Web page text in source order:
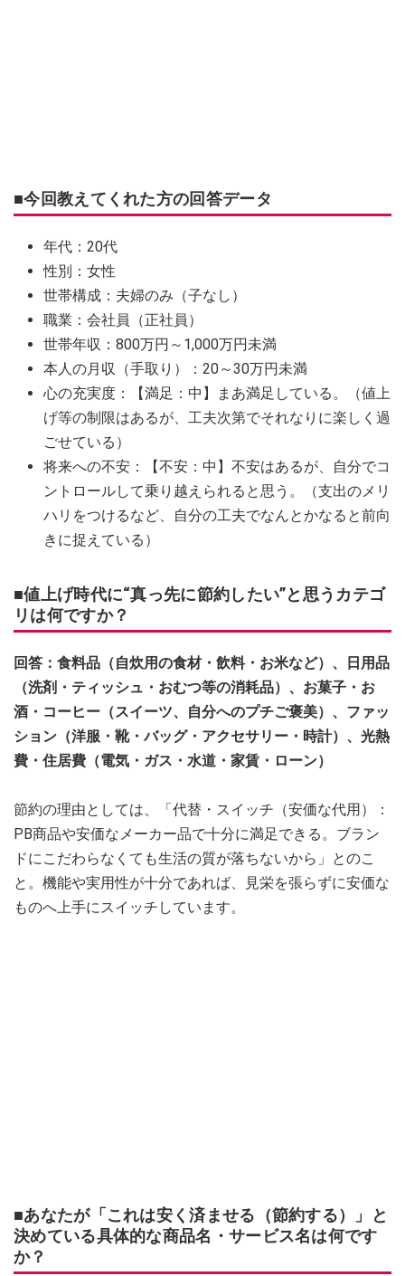
■今回教えてくれた方の回答データ
年代：20代
性別：女性
世帯構成：夫婦のみ（子なし）
職業：会社員（正社員）
世帯年収：800万円～1,000万円未満
本人の月収（手取り）：20～30万円未満
心の充実度：【満足：中】まあ満足している。（値上
げ等の制限はあるが、工夫次第でそれなりに楽しく過
ごせている）
将来への不安：【不安：中】不安はあるが、自分でコ
ントロールして乗り越えられると思う。（支出のメリ
ハリをつけるなど、自分の工夫でなんとかなると前向
きに捉えている）
■値上げ時代に“真っ先に節約したい”と思うカテゴ
リは何ですか？
回答：食料品（自炊用の食材・飲料・お米など）、日用品
（洗剤・ティッシュ・おむつ等の消耗品）、お菓子・お
酒・コーヒー（スイーツ、自分へのプチご褒美）、ファッ
ション（洋服・靴・バッグ・アクセサリー・時計）、光熱
費・住居費（電気・ガス・水道・家賃・ローン）
節約の理由としては、「代替・スイッチ（安価な代用）：
PB商品や安価なメーカー品で十分に満足できる。ブラン
ドにこだわらなくても生活の質が落ちないから」とのこ
と。機能や実用性が十分であれば、見栄を張らずに安価な
ものへ上手にスイッチしています。
■あなたが「これは安く済ませる（節約する）」と
決めている具体的な商品名・サービス名は何です
か？